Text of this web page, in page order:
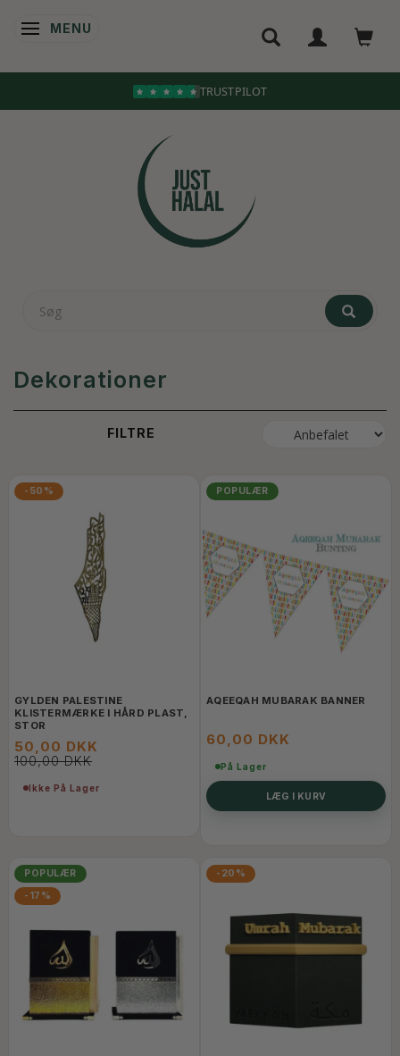
SKIFTE NAVIGATION
MENU
Dekorationer
FILTRE
-50%
GYLDEN PALESTINE
KLISTERMÆRKE I HÅRD PLAST,
STOR
50,00 DKK
100,00 DKK
Ikke På Lager
POPULÆR
AQEEQAH MUBARAK BANNER
60,00 DKK
På Lager
LÆG I KURV
POPULÆR
-17%
-20%